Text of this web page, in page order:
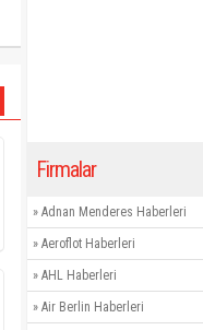
Firmalar
» Adnan Menderes Haberleri
» Aeroflot Haberleri
» AHL Haberleri
» Air Berlin Haberleri